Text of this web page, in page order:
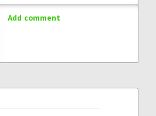
Add comment